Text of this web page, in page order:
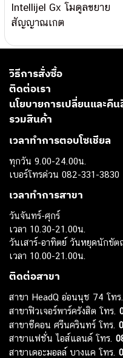
Intellijel Gx โมดูลขยาย
สัญญาณเกต
วิธีการสั่งซื้อ
ติดต่อเรา
นโยบายการเปลี่ยนและคื
รวมสินค้า
เวลาทำการตอบโซเชียล
ทุกวัน 9.00-24.00น.
เบอร์โทรด่วน 082-331-3830
เวลาทำการสาขา
วันจันทร์-ศุกร์
เวลา 10.30-21.00น.
วันเสาร์-อาทิตย์ วันหยุดนักขัต
เวลา 10.00-21.00น.
ติดต่อสาขา
สาขา HeadQ อ่อนนุช 74 โทร.
สาขาฟิวเจอร์พาร์ครังสิต โทร.
สาขาซีคอน ศรีนครินทร์ โทร.
สาขาแฟชั่น ไอส์แลนด์ โทร.
สาขาเดอะมอลล์ บางแค โทร.